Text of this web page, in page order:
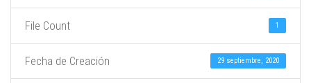
File Count 1
Fecha de Creación 29 septiembre, 2020